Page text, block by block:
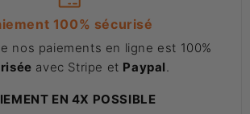
100% sécurisé
nos paiements en ligne est 100%
avec Stripe et Paypal
EN 4X POSSIBLE